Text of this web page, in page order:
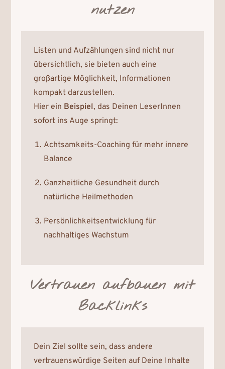
nutzen
Listen und Aufzählungen sind nicht nur
übersichtlich, sie bieten auch eine
großartige Möglichkeit, Informationen
kompakt darzustellen.
Hier ein Beispiel, das Deinen LeserInnen
sofort ins Auge springt:
Achtsamkeits-Coaching für mehr innere
Balance
Ganzheitliche Gesundheit durch
natürliche Heilmethoden
Persönlichkeitsentwicklung für
nachhaltiges Wachstum
Vertrauen aufbauen mit
Backlinks
Dein Ziel sollte sein, dass andere
vertrauenswürdige Seiten auf Deine Inhalte